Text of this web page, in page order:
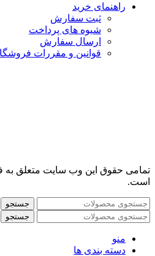
راهنمای خرید
ثبت سفارش
شیوه های پرداخت
ارسال سفارش
قوانین و مقررات
تمامی حقوق این وب سایت متعلق به
است.
جستجو
جستجو
منو
دسته بندی ها